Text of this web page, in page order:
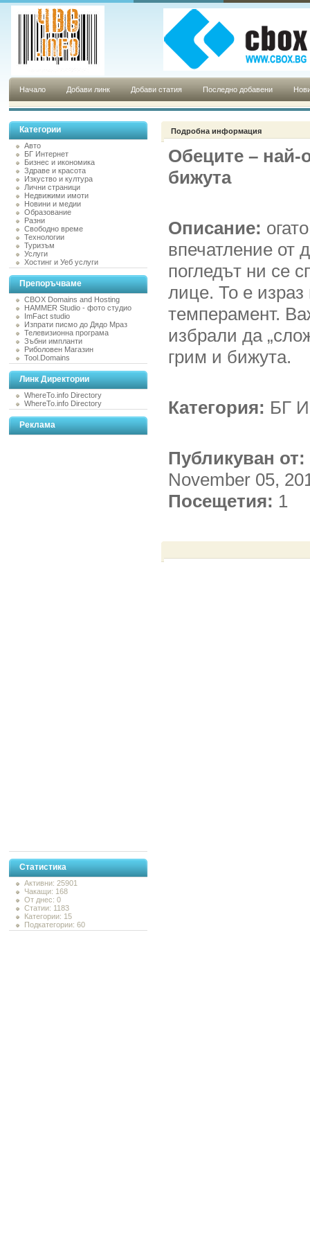
Начало Добави линк Добави статия Последно добавени
Категории
Авто
БГ Интернет
Бизнес и икономика
Здраве и красота
Изкуство и култура
Лични страници
Недвижими имоти
Новини и медии
Образование
Разни
Свободно време
Технологии
Туризъм
Услуги
Хостинг и Уеб услуги
Препоръчваме
CBOX Domains and Hosting
HAMMER Studio - фото студио
ImFact studio
Изпрати писмо до Дядо Мраз
Телевизионна програма
Зъбни импланти
Риболовен Магазин
Tool.Domains
Линк Директории
WhereTo.info Directory
WhereTo.info Directory
Реклама
Статистика
Активни: 25901
Чакащи: 168
От днес: 0
Статии: 1183
Категории: 15
Подкатегории: 60
Подробна информация
Обеците – най-
бижута
Описание:
впечатление от
погледът ни се
лице. То е
темперамент.
избрали да
грим и бижута.
Категория: БГ
Публикуван от:
November 05,
Посещетия: 1